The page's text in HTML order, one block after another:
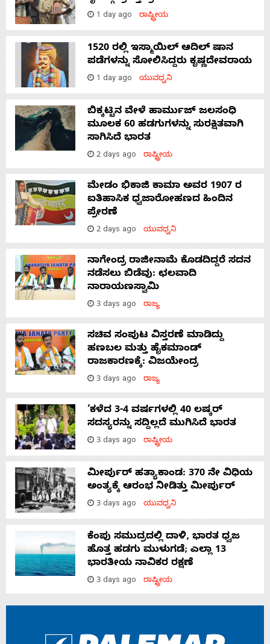
1 day ago ರಾಷ್ಟ್ರೀಯ
1520 ರಲ್ಲಿ ಇಸ್ಮಾಯಿಲ್ ಆದಿಲ್ ಷಾನ
ಪಡೆಗಳನ್ನು ಸೋಲಿಸಿದ್ದರು ಕೃಷ್ಣದೇವರಾಯ
1 day ago ಯುವಧ್ವನಿ
ಬಿಕ್ಕಟ್ಟಿನ ವೇಳೆ ಹಾರ್ಮುಜ್ ಜಲಸಂಧಿ
ಮೂಲಕ 60 ಹಡಗುಗಳನ್ನು ಸುರಕ್ಷಿತವಾಗಿ
ಸಾಗಿಸಿದೆ ಭಾರತ
2 days ago ರಾಷ್ಟ್ರೀಯ
ಮೇಡಂ ಭಿಕಾಜಿ ಕಾಮಾ ಅವರ 1907 ರ
ಐತಿಹಾಸಿಕ ಧ್ವಜಾರೋಹಣದ ಹಿಂದಿನ
ಪ್ರೇರಣೆ
2 days ago ಯುವಧ್ವನಿ
ನಾಗೇಂದ್ರ ರಾಜೀನಾಮೆ ಕೊಡದಿದ್ದರೆ ಸದನ
ನಡೆಸಲು ಬಿಡೆವು: ಛಲವಾದಿ
ನಾರಾಯಣಸ್ವಾಮಿ
3 days ago ರಾಜ್ಯ
ಸಚಿವ ಸಂಪುಟ ವಿಸ್ತರಣೆ ಮಾಡಿದ್ದು
ಹಣಬಲ ಮತ್ತು ಹೈಕಮಾಂಡ್
ರಾಜಕಾರಣಕ್ಕೆ: ವಿಜಯೇಂದ್ರ
3 days ago ರಾಜ್ಯ
‘ಕಳೆದ 3-4 ವರ್ಷಗಳಲ್ಲಿ 40 ಲಷ್ಕರ್
ಸದಸ್ಯರನ್ನು ಸದ್ದಿಲ್ಲದೆ ಮುಗಿಸಿದೆ ಭಾರತ
3 days ago ರಾಷ್ಟ್ರೀಯ
ಮೀರ್ಪುರ್ ಹತ್ಯಾಕಾಂಡ: 370 ನೇ ವಿಧಿಯ
ಅಂತ್ಯಕ್ಕೆ ಆರಂಭ ನೀಡಿತ್ತು ಮೀರ್ಪುರ್
3 days ago ಯುವಧ್ವನಿ
ಕೆಂಪು ಸಮುದ್ರದಲ್ಲಿ ದಾಳಿ, ಭಾರತ ಧ್ವಜ
ಹೊತ್ತ ಹಡಗು ಮುಳುಗಡೆ; ಎಲ್ಲಾ 13
ಭಾರತೀಯ ನಾವಿಕರ ರಕ್ಷಣೆ
3 days ago ರಾಷ್ಟ್ರೀಯ